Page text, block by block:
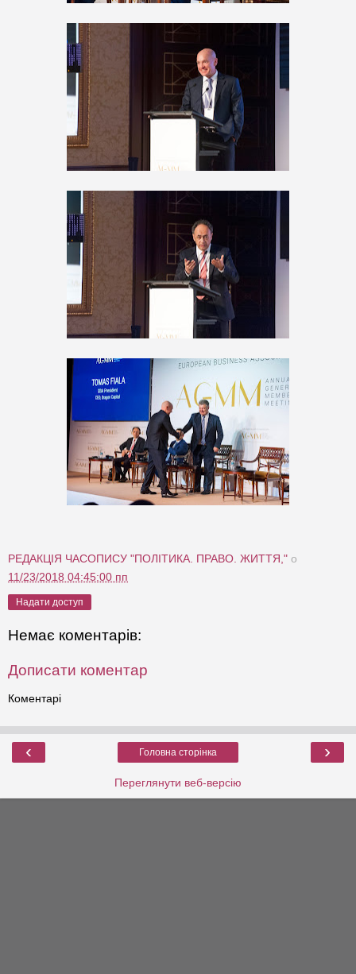
РЕДАКЦІЯ ЧАСОПИСУ "ПОЛІТИКА. ПРАВО. ЖИТТЯ," о
11/23/2018 04:45:00 пп
Надати доступ
Немає коментарів:
Дописати коментар
Коментарі
‹ ›
Головна сторінка
Переглянути веб-версію